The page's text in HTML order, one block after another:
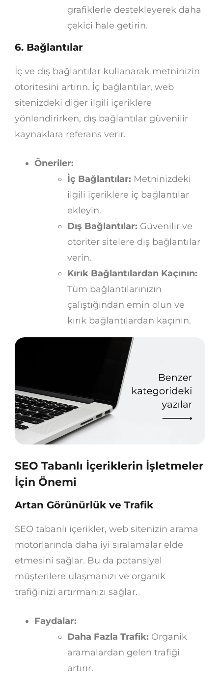
grafiklerle destekleyerek daha
çekici hale getirin.
6. Bağlantılar
İç ve dış bağlantılar kullanarak metninizin
otoritesini artırın. İç bağlantılar, web
sitenizdeki diğer ilgili içeriklere
yönlendirirken, dış bağlantılar güvenilir
kaynaklara referans verir.
Öneriler:
İç Bağlantılar: Metninizdeki
ilgili içeriklere iç bağlantılar
ekleyin.
Dış Bağlantılar: Güvenilir ve
otoriter sitelere dış bağlantılar
verin.
Kırık Bağlantılardan Kaçının:
Tüm bağlantılarınızın
çalıştığından emin olun ve
kırık bağlantılardan kaçının.
SEO Tabanlı İçeriklerin İşletmeler
İçin Önemi
Artan Görünürlük ve Trafik
SEO tabanlı içerikler, web sitenizin arama
motorlarında daha iyi sıralamalar elde
etmesini sağlar. Bu da potansiyel
müşterilere ulaşmanızı ve organik
trafiğinizi artırmanızı sağlar.
Faydalar:
Daha Fazla Trafik: Organik
aramalardan gelen trafiği
artırır.